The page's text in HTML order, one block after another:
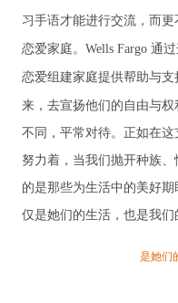
习手语才能进行交流，而
恋爱家庭。 Wells Fargo通过
恋爱组建家庭提供帮助与支
来，去宣扬他们的自由与
不同，平常对待。正如在这
努力着，当我们抛开种族
的是那些为生活中的美好
仅是她们的生活，也是我们
是她们